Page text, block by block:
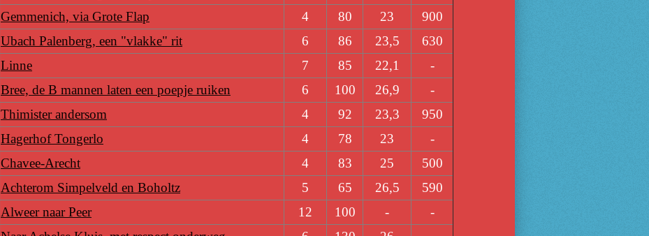
Gemmenich, via Grote Flap 4 80 23 900
Ubach Palenberg, een "vlakke" rit 6 86 23,5 630
Linne 7 85 22,1 -
Bree, de B mannen laten een poepje ruiken 6 100 26,9 -
Thimister andersom 4 92 23,3 950
Hagerhof Tongerlo 4 78 23
-
Chavee-Arecht 4 83 25
500
Achterom Simpelveld en Boholtz 5 65 26,5
590
Alweer naar Peer 12 100 -
-